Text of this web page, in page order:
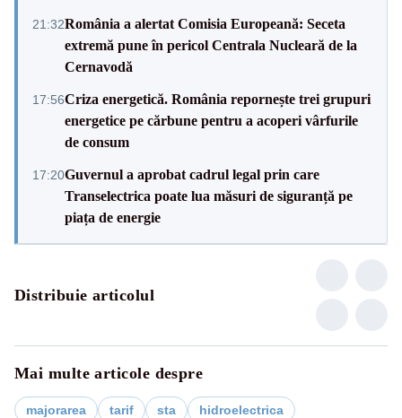
21:32România a alertat Comisia Europeană: Seceta
extremă pune în pericol Centrala Nucleară de la
Cernavodă
17:56Criza energetică. România repornește trei grupuri
energetice pe cărbune pentru a acoperi vârfurile
de consum
17:20Guvernul a aprobat cadrul legal prin care
Transelectrica poate lua măsuri de siguranță pe
piața de energie
Distribuie articolul
Mai multe articole despre
majorarea tarif sta hidroelectrica